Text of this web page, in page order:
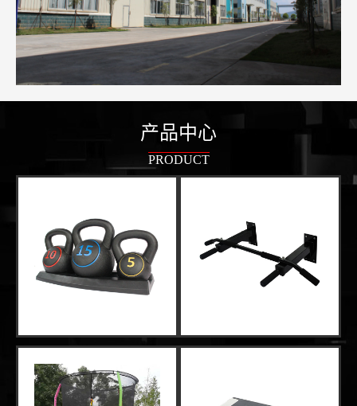
产品中心
PRODUCT